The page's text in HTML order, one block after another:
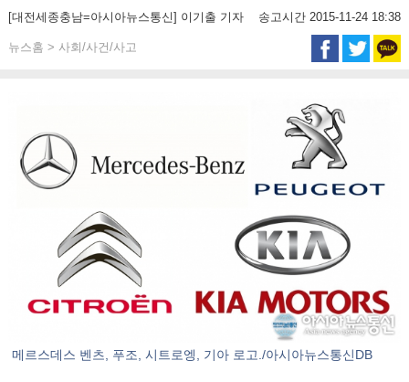
[대전세종충남=아시아뉴스통신] 이기출 기자 송고시간 2015-11-24 18:38
뉴스홈 > 사회/사건/사고
메르스데스 벤츠, 푸조, 시트로엥, 기아 로고./아시아뉴스통신DB